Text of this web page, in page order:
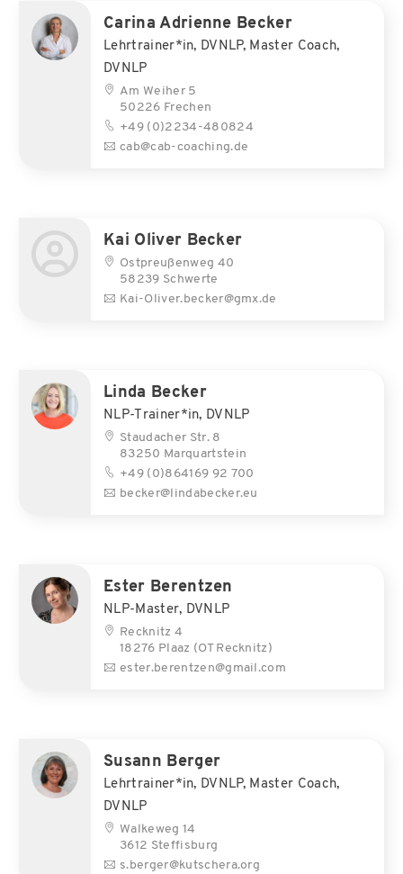
Carina Adrienne Becker
Lehrtrainer*in, DVNLP, Master Coach,
DVNLP
Am Weiher 5
50226 Frechen
+49 (0)2234-480824
cab@cab-coaching.de
Kai Oliver Becker
Ostpreußenweg 40
58239 Schwerte
Kai-Oliver.becker@gmx.de
Linda Becker
NLP-Trainer*in, DVNLP
Staudacher Str. 8
83250 Marquartstein
+49 (0)864169 92 700
becker@lindabecker.eu
Ester Berentzen
NLP-Master, DVNLP
Recknitz 4
18276 Plaaz (OT Recknitz)
ester.berentzen@gmail.com
Susann Berger
Lehrtrainer*in, DVNLP, Master Coach,
DVNLP
Walkeweg 14
3612 Steffisburg
s.berger@kutschera.org